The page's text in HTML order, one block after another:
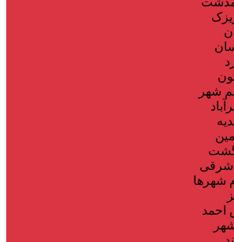
شهر
شرقی
شهر‌ها
احمد